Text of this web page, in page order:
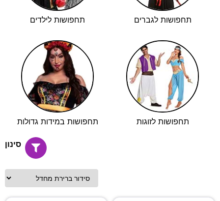
תחפושות לגברים תחפושות לילדים
תחפושות לזוגות תחפושות במידות גדולות
סינון